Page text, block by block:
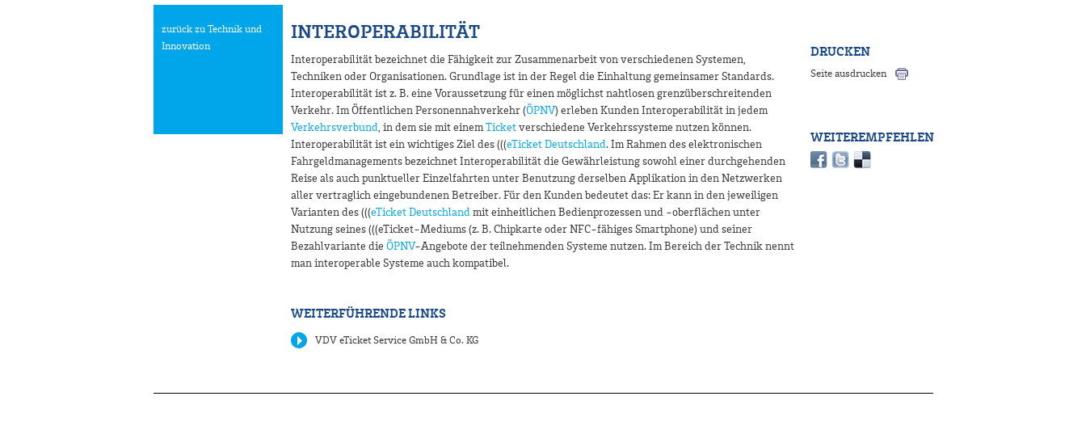
zurück zu Technik und
Innovation
INTEROPERABILITÄT
Interoperabilität bezeichnet die Fähigkeit zur Zusammenarbeit von verschiedenen Systemen,
Techniken oder Organisationen. Grundlage ist in der Regel die Einhaltung gemeinsamer Standards.
Interoperabilität ist z. B. eine Voraussetzung für einen möglichst nahtlosen grenzüberschreitenden
Verkehr. Im Öffentlichen Personennahverkehr (ÖPNV) erleben Kunden Interoperabilität in jedem
Verkehrsverbund, in dem sie mit einem Ticketverschiedene Verkehrssysteme nutzen können.
Interoperabilität ist ein wichtiges Ziel des (((eTicket Deutschland. Im Rahmen des elektronischen
Fahrgeldmanagements bezeichnet Interoperabilität die Gewährleistung sowohl einer durchgehenden
Reise als auch punktueller Einzelfahrten unter Benutzung derselben Applikation in den Netzwerken
aller vertraglich eingebundenen Betreiber. Für den Kunden bedeutet das: Er kann in den jeweiligen
Varianten des (((eTicket Deutschlandmit einheitlichen Bedienprozessen und -oberflächen unter
Nutzung seines (((eTicket-Mediums (z. B. Chipkarte oder NFC-fähiges Smartphone) und seiner
Bezahlvariante die ÖPNV-Angebote der teilnehmenden Systeme nutzen. Im Bereich der Technik nennt
man interoperable Systeme auch kompatibel.
WEITERFÜHRENDE LINKS
VDV eTicket Service GmbH & Co. KG
DRUCKEN
Seite ausdrucken
WEITEREMPFEHLEN